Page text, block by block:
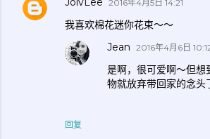
2016年4月5日 14:21
我喜欢棉花迷你花束～～
回复
Jean 2016年4月6日
是啊，很可爱啊～但想
物就放弃带回家的念头